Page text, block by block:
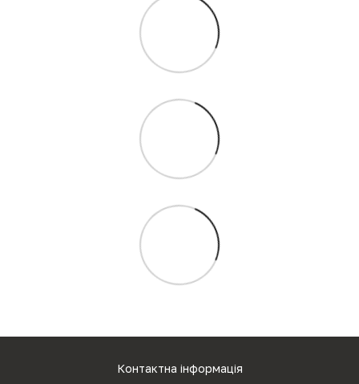
Контактна інформація